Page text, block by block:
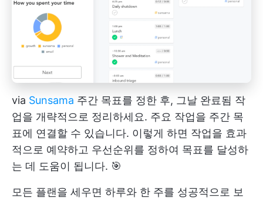
via Sunsama 주간 목표를 정한 후, 그날 완료됨 작
업을 개략적으로 정리하세요. 주요 작업을 주간 목
표에 연결할 수 있습니다. 이렇게 하면 작업을 효과
적으로 예약하고 우선순위를 정하여 목표를 달성하
는 데 도움이 됩니다. 🎯
모든 플랜을 세우면 하루와 한 주를 성공적으로 보